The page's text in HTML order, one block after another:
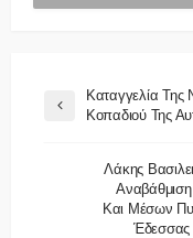
Καταγγελία
Κοπαδιού Της
Λάκης
Και Μέσων
Έδεσσας